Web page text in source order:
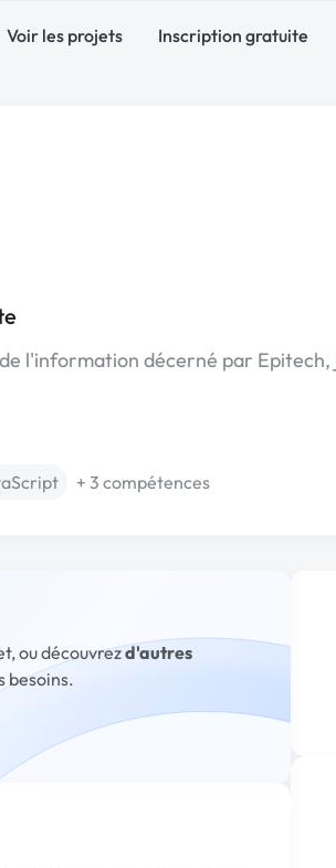
Voir les projets Inscription gratuite
l'information décerné par Epitech,
+ 3 compétences
ou découvrezd'autres
besoins.